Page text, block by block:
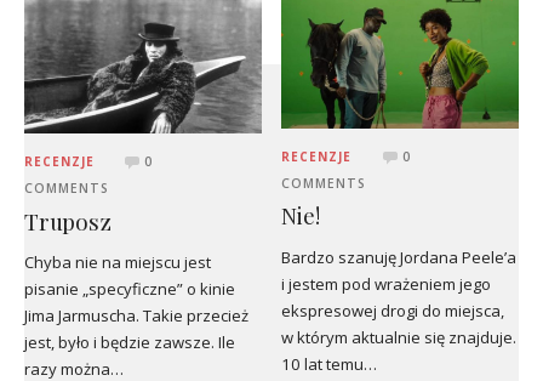
RECENZJE
0
COMMENTS
Truposz
Chyba nie na miejscu jest
pisanie „specyficzne” o kinie
Jima Jarmuscha. Takie przecież
jest, było i będzie zawsze. Ile
razy można…
RECENZJE
0
COMMENTS
Nie!
Bardzo szanuję Jordana Peele’a
i jestem pod wrażeniem jego
ekspresowej drogi do miejsca,
w którym aktualnie się znajduje.
10 lat temu…